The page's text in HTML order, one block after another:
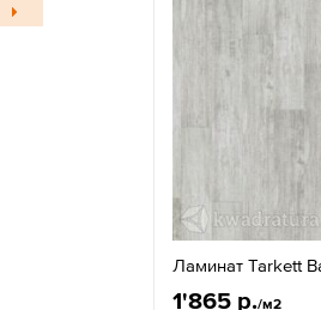
Ламинат Tarkett
1'865 р./м2